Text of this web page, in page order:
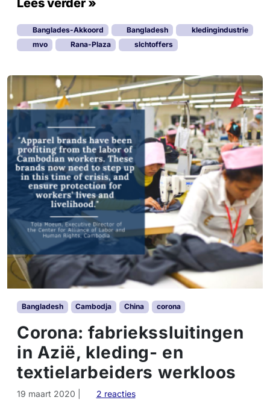
Lees verder »
Banglades-Akkoord Bangladesh
kledingindustrie
mvo
Rana-Plaza slchtoffers
Bangladesh Cambodja China corona
Corona: fabriekssluitingen
in Azië, kleding- en
textielarbeiders werkloos
19 maart 2020 2 reactieso